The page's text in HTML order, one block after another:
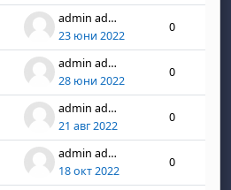
admin admin
23 юни 2022
0
admin admin
28 юни 2022
0
admin admin
21 авг 2022
0
admin admin
18 окт 2022
0